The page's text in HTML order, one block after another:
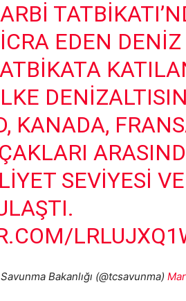
EDEN
KANADA,
SEVIYESI
Bakanlığı (@tcsavunma)